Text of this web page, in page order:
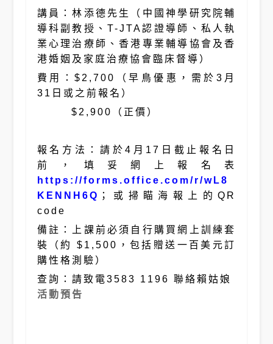
講員：林添德先生（中國神學研究院輔
導科副教授、T-JTA認證導師、私人執
業心理治療師、香港專業輔導協會及香
港婚姻及家庭治療協會臨床督導）
費用：$2,700（早鳥優惠，需於3月
31日或之前報名）
$2,900（正價）
報名方法：請於4月17日截止報名日
前，填妥網上報名表
https://forms.office.com/r/wL8
KENNH6Q ；或掃瞄海報上的QR
code
備註：上課前必須自行購買網上訓練套
裝（約 $1,500，包括贈送一百美元訂
購性格測驗）
查詢：請致電3583 1196 聯絡賴姑娘
活動預告